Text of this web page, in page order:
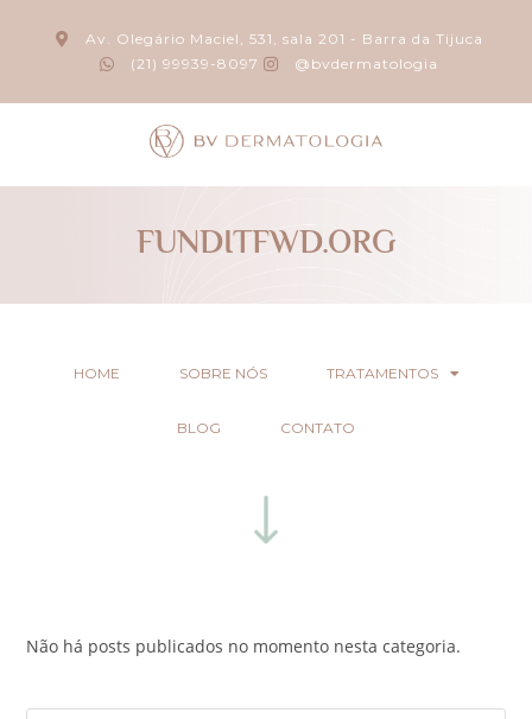
Av. Olegário Maciel, 531, sala 201 - Barra da Tijuca
(21) 99939-8097
@bvdermatologia
FUNDITFWD.ORG
HOME SOBRE NÓS TRATAMENTOS
BLOG CONTATO
Não há posts publicados no momento nesta categoria.